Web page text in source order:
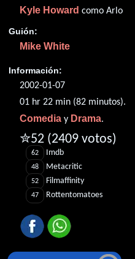
Kyle Howard como Arlo
Guión:
Mike White
Información:
2002-01-07
01 hr 22 min (82 minutos).
Comedia y Drama.
✮52 (2409 votos)
62 Imdb
48 Metacritic
52 Filmaffinity
47 Rottentomatoes